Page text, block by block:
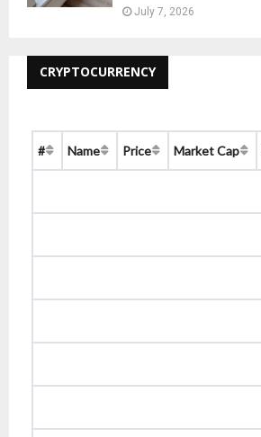
July 7, 2026
CRYPTOCURRENCY
# Name Price Market Cap